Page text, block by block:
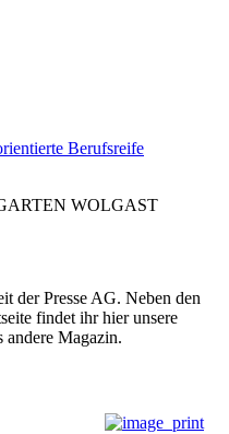
Berufsreife
der Presse AG. Neben den
findet ihr hier unsere
andere Magazin.